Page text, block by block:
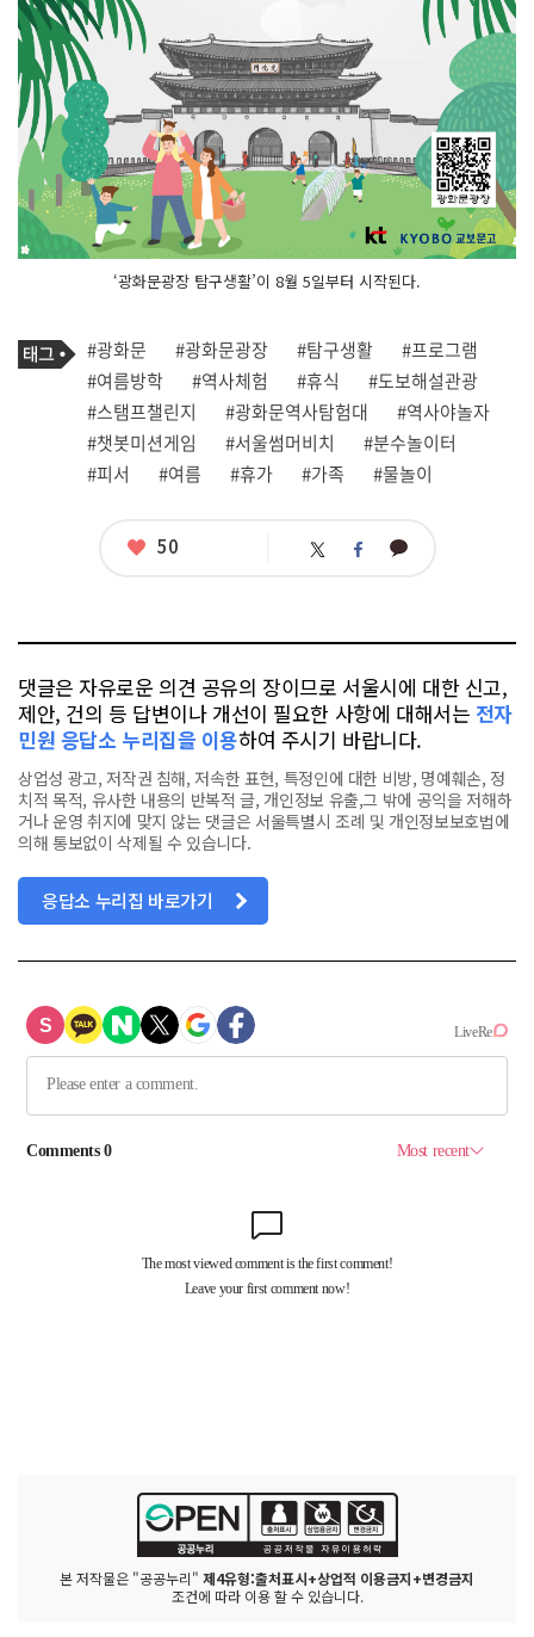
‘광화문광장 탐구생활’이 8월 5일부터 시작된다.
기
사
관
련
태
그
태
그
#광화문 #광화문광장 #탐구생활
#프로그램
#여름방학
#역사체험 #휴식
#도보해설관광
#스탬프챌린지
#광화문역사탐험대
#역사야놀자
#챗봇미션게임
#서울썸머비치
#분수놀이터
#피서
#여름 #휴가 #가족 #물놀이
좋
50 트 페 카
댓글은 자유로운 의견 공유의 장이므로 서울시에 대한 신고,
제안, 건의 등 답변이나 개선이 필요한 사항에 대해서는 전자
민원 응답소 누리집을 이용하여 주시기 바랍니다.
상업성 광고, 저작권 침해, 저속한 표현, 특정인에 대한 비방, 명예훼손, 정
치적 목적, 유사한 내용의 반복적 글, 개인정보 유출,그 밖에 공익을 저해하
거나 운영 취지에 맞지 않는 댓글은 서울특별시 조례 및 개인정보보호법에
의해 통보없이 삭제될 수 있습니다.
응답소 누리집 바로가기
본 저작물은 "공공누리" 제4유형:출처표시+상업적 이용금지+변경금지
조건에 따라 이용 할 수 있습니다.